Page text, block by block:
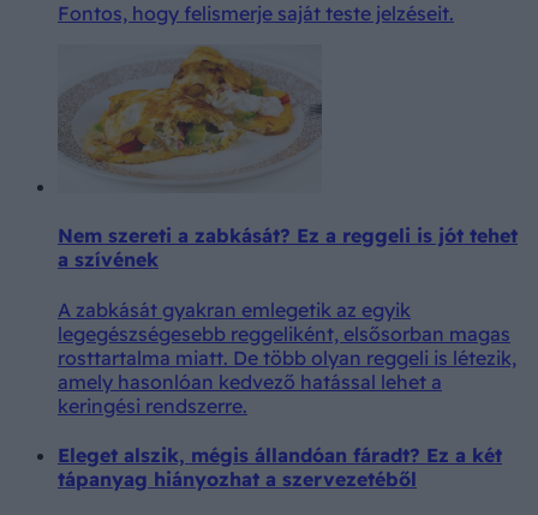
Fontos, hogy felismerje saját teste jelzéseit.
Nem szereti a zabkását? Ez a reggeli is jót tehet
a szívének
A zabkását gyakran emlegetik az egyik
legegészségesebb reggeliként, elsősorban magas
rosttartalma miatt. De több olyan reggeli is létezik,
amely hasonlóan kedvező hatással lehet a
keringési rendszerre.
Eleget alszik, mégis állandóan fáradt? Ez a két
tápanyag hiányozhat a szervezetéből